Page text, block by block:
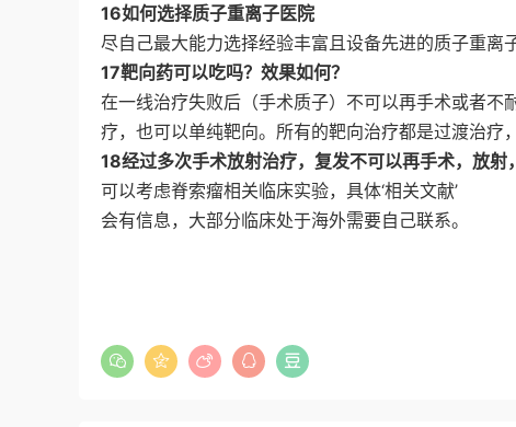
16如何选择质子重离子医院
尽自己最大能力选择经验丰富且设备先进的质子重离
17靶向药可以吃吗？效果如何？
在一线治疗失败后（手术质子）不可以再手术或者
疗，也可以单纯靶向。所有的靶向治疗都是过渡治疗
18经过多次手术放射治疗，复发不可以再手术，放射
可以考虑脊索瘤相关临床实验，具体‘相关文献’
会有信息，大部分临床处于海外需要自己联系。